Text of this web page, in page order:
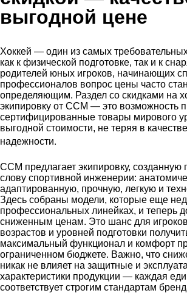
выгодной цене
Хоккей — один из самых
как к физической подготовке, так и к
родителей юных игроков, начинающих
профессионалов вопрос цены часто
определяющим. Раздел со скидками на
экипировку от CCM — это возможность
сертифицированные товары мирового
выгодной стоимости, не теряя в
надежности.
CCM предлагает экипировку,
слову спортивной инженерии:
адаптированную, прочную, легкую и
Здесь собраны модели, которые еще
профессиональных линейках, и теперь
сниженным ценам. Это шанс для
возрастов и уровней подготовки
максимальный функционал и комфорт
ограниченном бюджете. Важно, что
никак не влияет на защитные и
характеристики продукции — каждая
соответствует строгим стандартам